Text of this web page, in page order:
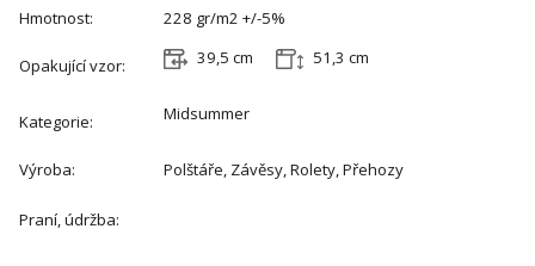
Hmotnost:
228 gr/m2 +/-5%
Opakující vzor: 39,5 cm 51,3 cm
Kategorie: Midsummer
Výroba: Polštáře, Závěsy, Rolety, Přehozy
Praní, údržba: